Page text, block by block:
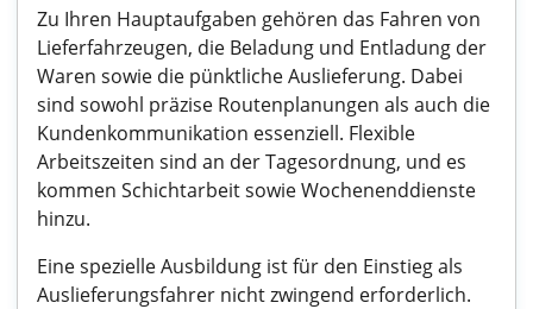
Zu Ihren Hauptaufgaben gehören das Fahren von
Lieferfahrzeugen, die Beladung und Entladung der
Waren sowie die pünktliche Auslieferung. Dabei
sind sowohl präzise Routenplanungen als auch die
Kundenkommunikation essenziell. Flexible
Arbeitszeiten sind an der Tagesordnung, und es
kommen Schichtarbeit sowie Wochenenddienste
hinzu.
Eine spezielle Ausbildung ist für den Einstieg als
Auslieferungsfahrer nicht zwingend erforderlich.